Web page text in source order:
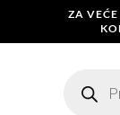
ZA
search